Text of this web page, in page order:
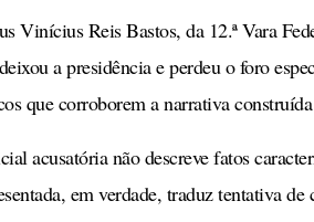
Vinícius Reis Bastos, da 12.ª Vara
a presidência e perdeu o foro
que corroborem a narrativa
acusatória não descreve fatos
em verdade, traduz tentativa